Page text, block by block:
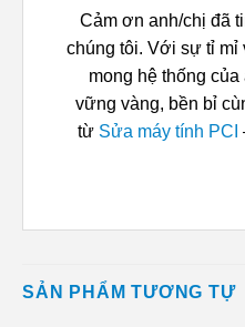
Cảm ơn anh/chị đã
chúng tôi. Với sự tỉ mỉ
mong hệ thống
vững vàng, bền bỉ
từ Sửa máy tính PCI
SẢN PHẨM TƯƠNG TỰ